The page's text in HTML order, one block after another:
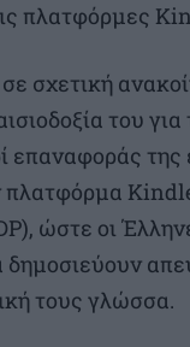
πλατφόρμες
σχετική
του
επαναφοράς της
ώστε οι
τους γλώσσα.